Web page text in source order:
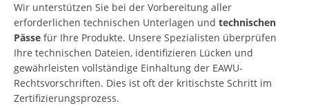
Wir unterstützen Sie bei der Vorbereitung aller
erforderlichen technischen Unterlagen und technischen
Pässe für Ihre Produkte. Unsere Spezialisten überprüfen
Ihre technischen Dateien, identifizieren Lücken und
gewährleisten vollständige Einhaltung der EAWU-
Rechtsvorschriften. Dies ist oft der kritischste Schritt im
Zertifizierungsprozess.